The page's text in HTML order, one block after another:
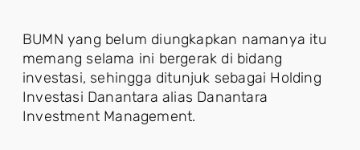
BUMN yang belum diungkapkan namanya itu
memang selama ini bergerak di bidang
investasi, sehingga ditunjuk sebagai Holding
Investasi Danantara alias Danantara
Investment Management.